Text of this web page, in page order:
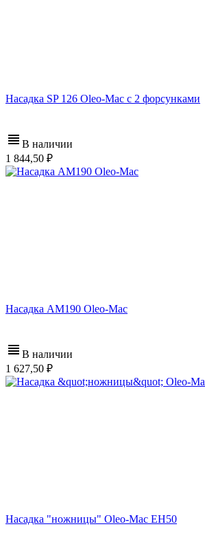
Насадка SP 126 Oleo-Mac с 2 форсунками
В наличии
1 844,50
Насадка AM190 Oleo-Mac
В наличии
1 627,50
Насадка "ножницы" Oleo-Mac EH50